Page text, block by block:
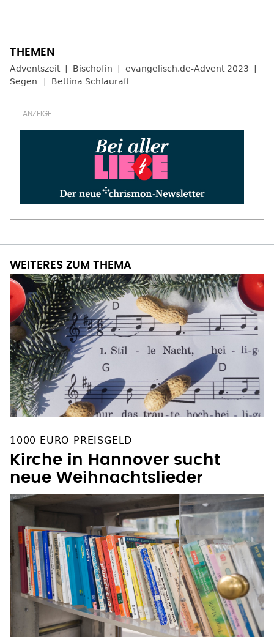
Adventszeit Bischöfin
evangelisch.de-Advent 2023
Segen
Bettina Schlauraff
WEITERES ZUM THEMA
1000 EURO PREISGELD
Kirche in Hannover sucht
neue Weihnachtslieder